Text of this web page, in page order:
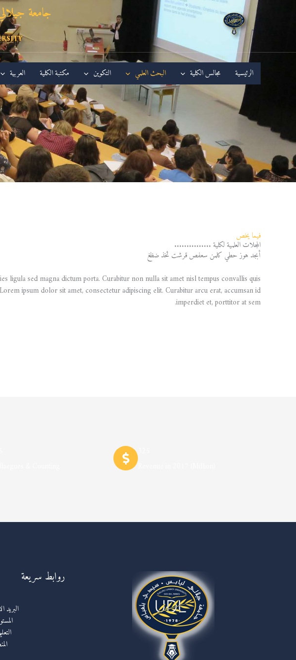
جامعة جيلالي
الرئيسية مجالس الكلية البحث العلمي التكوين مكتبة الكلية العربية
فيما يخص
المجلات العلمية لكلية ...............
أبجد هوز حطي كلمن سعفص قرشت ثخذ ضظغ
ligula sed magna dictum porta. Curabitur non nulla sit amet nisl tempus convallis quis
ipsum dolor sit amet, consectetur adipiscing elit. Curabitur arcu erat, accumsan id
imperdiet et, porttitor at sem.
روابط سريعة
البريد